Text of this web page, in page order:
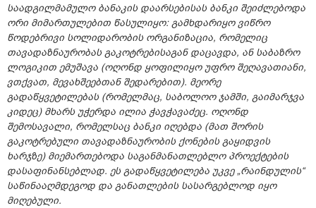
საადგილმამულო ბანაკის დაარსებისას ბანკი შეიძლებოდა
ორი მიმართულებით წასულიყო: გამხდარიყო ვიწრო
წოდებრივი სოლიდარობის ორგანიზაცია, რომელიც
თავადაზნაურობას გაკოტრებისაგან დაცავდა, ან საბაზრო
ლოგიკით ემუშავა (ოღონდ ყოფილიყო უფრო შეღავათიანი,
ვთქვათ, მევახშეებთან შედარებით). მეორე
გადაწყვეტილებას (რომელმაც, საბოლოო ჯამში, გაიმარჯვა
კიდეც) მხარს უჭერდა ილია ჭავჭავაძეც. ოღონდ
შემოსავალი, რომელსაც ბანკი იღებდა (მათ შორის
გაკოტრებული თავადაზნაურობის ქონების გაყიდვის
ხარჯზე) მიემართებოდა საგანმანათლებლო პროექტების
დასაფინანსებლად. ეს გადაწყვეტილება უკვე „რაინდულის“
საწინააღმდეგოდ და განათლების სასარგებლოდ იყო
მიღებული.